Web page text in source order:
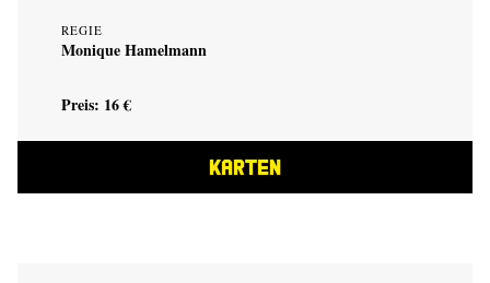
REGIE
Monique Hamelmann
Preis: 16 €
KARTEN